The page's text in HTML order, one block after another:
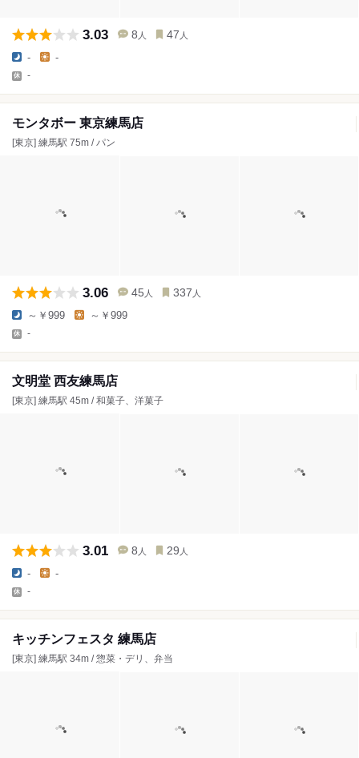
3.03 8 人 47 人
- -
-
モンタボー 東京練馬店
[東京] 練馬駅 75m / パン
3.06 45 人 337 人
～￥999 ～￥999
-
文明堂 西友練馬店
[東京] 練馬駅 45m / 和菓子、洋菓子
3.01 8 人 29 人
- -
-
キッチンフェスタ 練馬店
[東京] 練馬駅 34m / 惣菜・デリ、弁当